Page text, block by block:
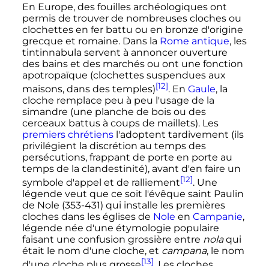
En Europe, des fouilles archéologiques ont
permis de trouver de nombreuses cloches ou
clochettes en fer battu ou en bronze d'origine
grecque et romaine. Dans la Rome antique, les
tintinnabula servent à annoncer ouverture
des bains et des marchés ou ont une fonction
apotropaïque (clochettes suspendues aux
maisons, dans des temples)[12]. En Gaule, la
cloche remplace peu à peu l'usage de la
simandre (une planche de bois ou des
cerceaux battus à coups de maillets). Les
premiers chrétiensl'adoptent tardivement (ils
privilégient la discrétion au temps des
persécutions, frappant de porte en porte au
temps de la clandestinité), avant d'en faire un
symbole d'appel et de ralliement[12]. Une
légende veut que ce soit l'évêque saint Paulin
de Nole (353-431) qui installe les premières
cloches dans les églises de Nole en Campanie,
légende née d'une étymologie populaire
faisant une confusion grossière entre nolaqui
était le nom d'une cloche, et campana, le nom
[13]